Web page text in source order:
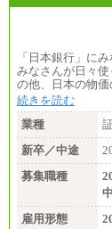
※
※
※
「日本銀行」に
みなさんが日々
の他、日本の物
続きを読む
業種
新卒／中途
募集職種
雇用形態